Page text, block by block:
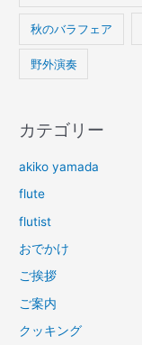
秋のバラフェア
野外演奏
カテゴリー
akiko yamada
flute
flutist
おでかけ
ご挨拶
ご案内
クッキング